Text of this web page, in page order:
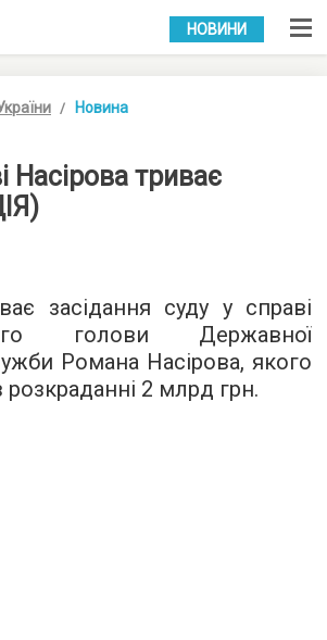
УКР РУС
НОВИНИ
Новина
Насірова триває
засідання суду у справі
голови Державної
Романа Насірова, якого
2 млрд грн.